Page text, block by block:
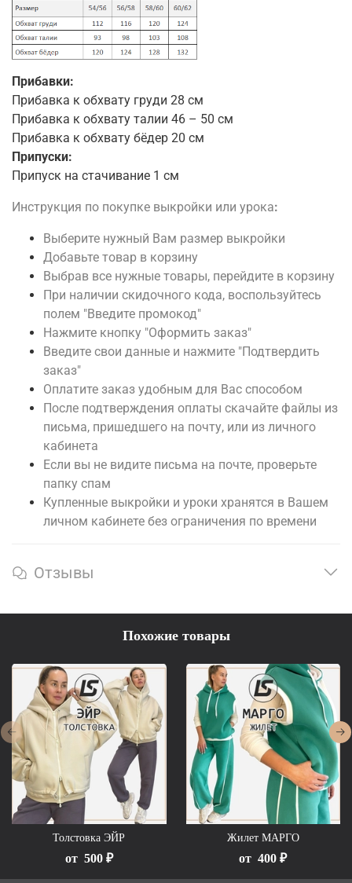
Прибавки:
Прибавка к обхвату груди 28 см
Прибавка к обхвату талии 46 – 50 см
Прибавка к обхвату бёдер 20 см
Припуски:
Припуск на стачивание 1 см
Инструкция по покупке выкройки или урока:
Выберите нужный Вам размер выкройки
Добавьте товар в корзину
Выбрав все нужные товары, перейдите в корзину
При наличии скидочного кода, воспользуйтесь
полем "Введите промокод"
Нажмите кнопку "Оформить заказ"
Введите свои данные и нажмите "Подтвердить
заказ"
Оплатите заказ удобным для Вас способом
После подтверждения оплаты скачайте файлы из
письма, пришедшего на почту, или из личного
кабинета
Если вы не видите письма на почте, проверьте
папку спам
Купленные выкройки и уроки хранятся в Вашем
личном кабинете без ограничения по времени
Отзывы
Похожие товары
Толстовка ЭЙР
от 500 ₽
Жилет МАРГО
от 400 ₽